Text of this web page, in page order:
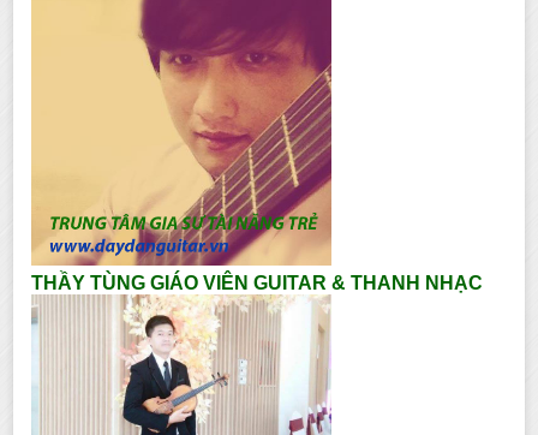
THẦY TÙNG GIÁO VIÊN GUITAR & THANH NHẠC